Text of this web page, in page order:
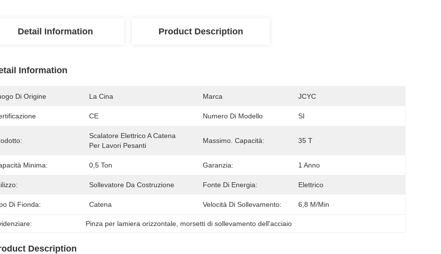
Detail Information Product Description
Information
Di Origine La Cina Marca JCYC
CE Numero Di Modello SI
Scalatore Elettrico A Catena
Per Lavori Pesanti
Massimo. Capacità: 35 T
Minima: 0,5 Ton Garanzia: 1 Anno
Sollevatore Da Costruzione Fonte Di Energia: Elettrico
Di Fionda: Catena Velocità Di Sollevamento: 6,8 M/min
Pinza per lamiera orizzontale morsetti di sollevamento dell'acciaio
Description